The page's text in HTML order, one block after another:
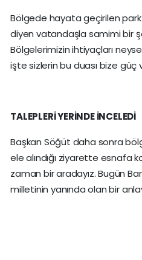
Bölgede hayata geçirilen park
diyen vatandaşla samimi bir
Bölgelerimizin ihtiyaçları
işte sizlerin bu duası bize güç
TALEPLERİ YERİNDE İNCELEDİ
Başkan Söğüt daha sonra
ele alındığı ziyarette esnafa
zaman bir aradayız. Bugün
milletinin yanında olan bir